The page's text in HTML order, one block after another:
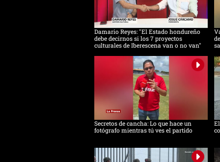
Damario Reyes: "El Estado hondureño
debe decirnos si los 7 proyectos
culturales de Iberescena van o no van"
Secretos de cancha: Lo que hace un
fotógrafo mientras tú ves el partido